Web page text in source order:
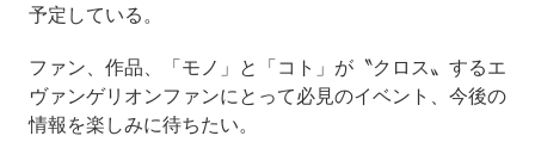
予定している。
ファン、作品、「モノ」と「コト」が〝クロス〟するエ
ヴァンゲリオンファンにとって必見のイベント、今後の
情報を楽しみに待ちたい。